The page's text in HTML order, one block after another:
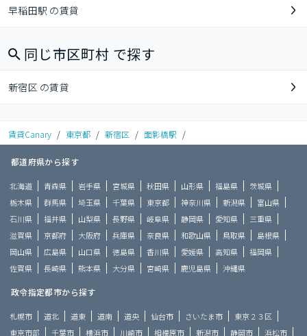
早稲田駅 の賃貸
同じ市区町村 で探す
新宿区 の賃貸
賃貸Canary / 東京都 / 新宿区 / 面影橋駅 /
都道府県から探す
北海道 青森県 岩手県 宮城県 秋田県 山形県 福島県
茨城県
栃木県
群馬県 埼玉県 千葉県 東京都 神奈川県 新潟県
富山県
石川県
福井県 山梨県 長野県 岐阜県 静岡県 愛知県
三重県
滋賀県
京都府 大阪府 兵庫県 奈良県 和歌山県 鳥取県
島根県
岡山県
広島県 山口県 徳島県 香川県 愛媛県 高知県
福岡県
佐賀県
長崎県 熊本県 大分県 宮崎県 鹿児島県 沖縄県
政令指定都市から探す
札幌市 道北 道東 道南 道央 仙台市 さいたま市
東京２３区
東京市部
千葉市 横浜市 川崎市 相模原市 新潟市 静岡市 浜松市